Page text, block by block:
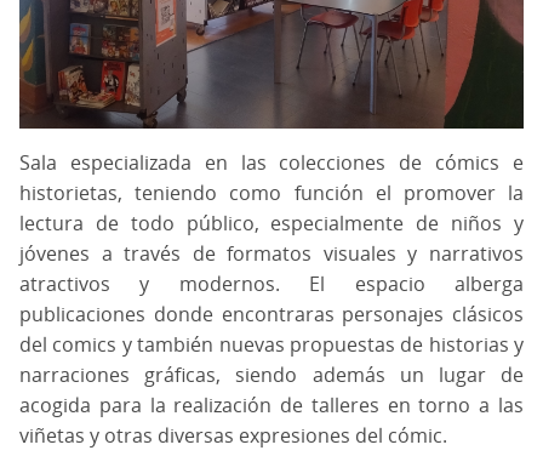
Sala especializada en las colecciones de cómics e
historietas, teniendo como función el promover la
lectura de todo público, especialmente de niños y
jóvenes a través de formatos visuales y narrativos
atractivos y modernos. El espacio alberga
publicaciones donde encontraras personajes clásicos
del comics y también nuevas propuestas de historias y
narraciones gráficas, siendo además un lugar de
acogida para la realización de talleres en torno a las
viñetas y otras diversas expresiones del cómic.